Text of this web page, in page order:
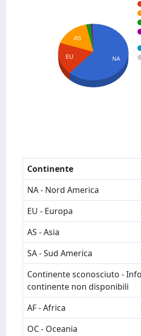
AS
EU NA
Continente
NA - Nord America
EU - Europa
AS - Asia
SA - Sud America
Continente sconosciuto -
continente non disponibili
AF - Africa
OC - Oceania